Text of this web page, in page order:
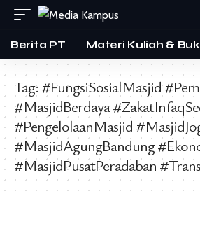
Berita PT Materi Kuliah &
Tag: #FungsiSosialMasjid
#MasjidBerdaya
#PengelolaanMasjid
#MasjidAgungBandung
#MasjidPusatPeradaban